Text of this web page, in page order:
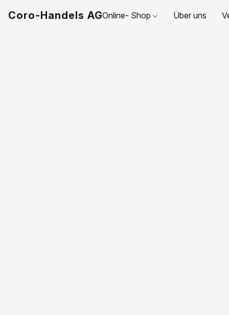
Coro-Handels AGOnline- Shop Über uns